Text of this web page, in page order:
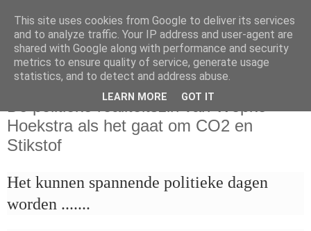
zaterdag 20 augustus 2022
De politieke realiteitszin van Wopke
Hoekstra als het gaat om CO2 en
Stikstof
Het kunnen spannende politieke dagen
worden .......
This site uses cookies from Google to deliver its services
and to analyze traffic. Your IP address and user-agent are
shared with Google along with performance and security
metrics to ensure quality of service, generate usage
statistics, and to detect and address abuse.
LEARN MORE GOT IT